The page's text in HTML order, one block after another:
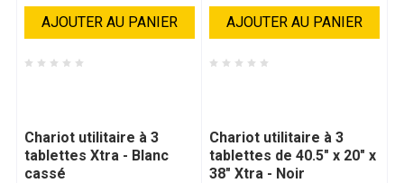
AJOUTER AU PANIER
Chariot utilitaire à 3
tablettes Xtra - Blanc
cassé
AJOUTER AU PANIER
Chariot utilitaire à 3
tablettes de 40.5" x 20" x
38" Xtra - Noir